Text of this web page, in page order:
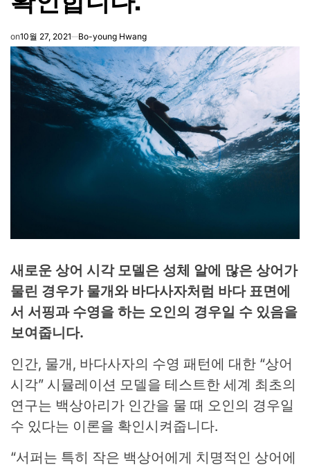
on10월 27, 2021 Bo-young Hwang
새로운 상어 시각 모델은 성체 알에 많은 상어가
물린 경우가 물개와 바다사자처럼 바다 표면에
서 서핑과 수영을 하는 오인의 경우일 수 있음을
보여줍니다.
인간, 물개, 바다사자의 수영 패턴에 대한 “상어
시각” 시뮬레이션 모델을 테스트한 세계 최초의
연구는 백상아리가 인간을 물 때 오인의 경우일
수 있다는 이론을 확인시켜줍니다.
“서퍼는 특히 작은 백상어에게 치명적인 상어에